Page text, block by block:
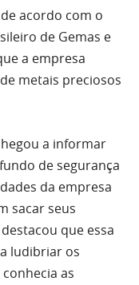
acordo com o
de Gemas e
a empresa
metais preciosos
a informar
de segurança
da empresa
sacar seus
que essa
ludibriar os
as